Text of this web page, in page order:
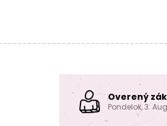
Overený
Pondelok, 3.